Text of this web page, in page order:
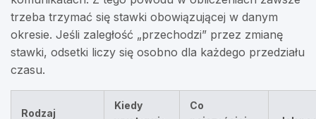
trzeba trzymać się stawki obowiązującej w danym
okresie. Jeśli zaległość „przechodzi” przez zmianę
stawki, odsetki liczy się osobno dla każdego przedziału
czasu.
Rodzaj
Kiedy
Co